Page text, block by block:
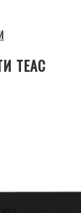
TEAC